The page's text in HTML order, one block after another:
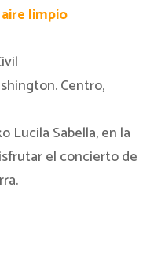
limpio
Centro,
Lucila Sabella, en la
el concierto de